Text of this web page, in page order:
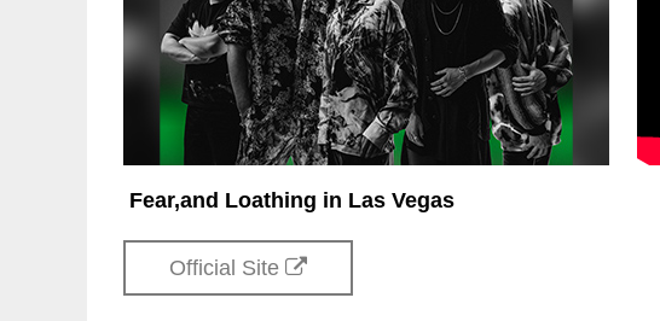
Fear,and Loathing in Las Vegas
Official Site